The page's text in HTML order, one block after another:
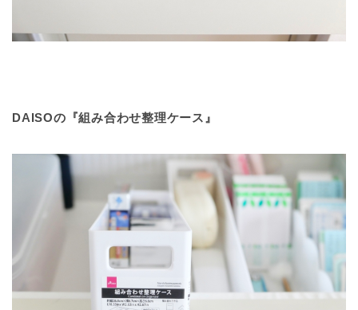
DAISOの『組み合わせ整理ケース』